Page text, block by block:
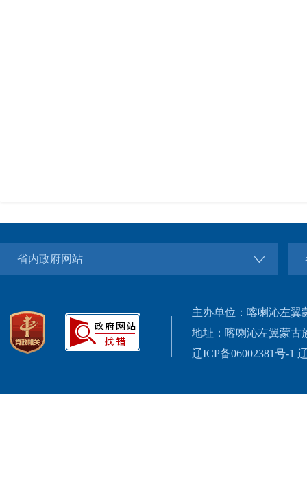
省内政府网站
主办单位：喀喇沁左翼
地址：喀喇沁左翼蒙古
辽ICP备06002381号-1